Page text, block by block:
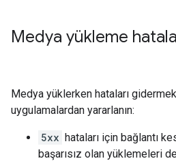
Medya yükleme
Medya yüklerken hataları
uygulamalardan yararlanın:
5xx hataları için bağlantı
başarısız olan yüklemeleri